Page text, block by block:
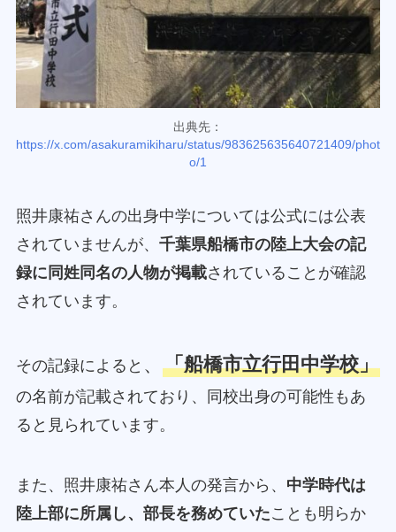
出典先：
https://x.com/asakuramikiharu/status/983625635640721409/phot
o/1
照井康祐さんの出身中学については公式には公表
されていませんが、 千葉県船橋市の陸上大会の記
録に同姓同名の人物が掲載されていることが確認
されています。
その記録によると 、 「船橋市立行田中学校」
の名前が記載されており、同校出身の可能性もあ
ると見られています。
また、照井康祐さん本人の発言から、 中学時代は
陸上部に所属し、部長を務めていたことも明らか